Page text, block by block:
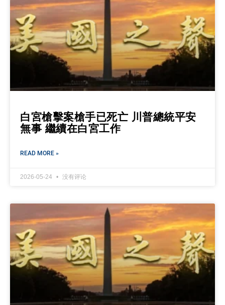
白宮槍擊案槍手已死亡 川普總統平安
無事 繼續在白宮工作
READ MORE »
2026-05-24 没有评论